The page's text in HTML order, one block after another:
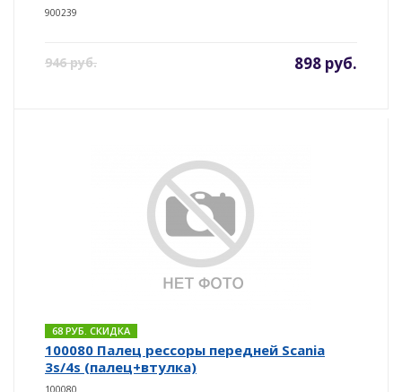
900239
946 руб. 898 руб.
68 РУБ. СКИДКА
100080 Палец рессоры передней Scania
3s/4s (палец+втулка)
100080